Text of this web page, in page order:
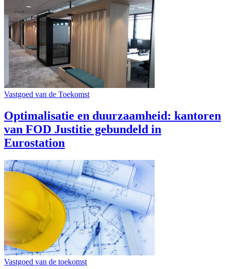
Vastgoed van de Toekomst
Optimalisatie en duurzaamheid: kantoren
van FOD Justitie gebundeld in
Eurostation
Vastgoed van de toekomst